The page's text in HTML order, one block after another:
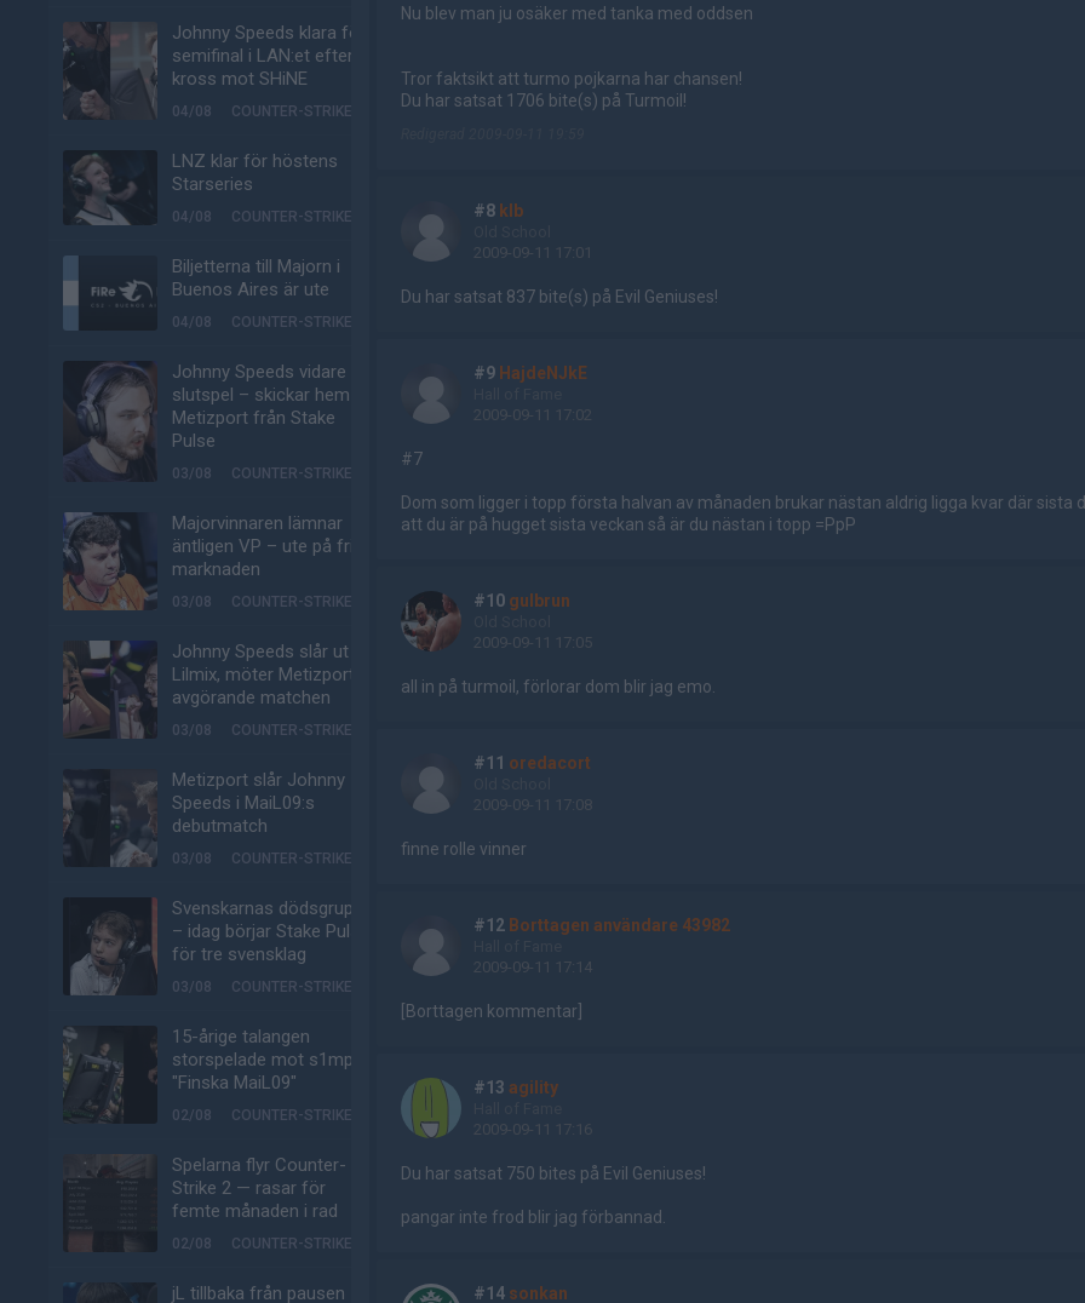
Johnny Speeds klara för
semifinal i LAN:et efter
kross mot SHiNE
04/08 COUNTER-STRIKE
LNZ klar för höstens
Starseries
04/08 COUNTER-STRIKE
Biljetterna till Majorn i
Buenos Aires är ute
04/08 COUNTER-STRIKE
Johnny Speeds vidare till
slutspel – skickar hem
Metizport från Stake
Pulse
03/08 COUNTER-STRIKE
Majorvinnaren lämnar
äntligen VP – ute på fria
marknaden
03/08 COUNTER-STRIKE
Johnny Speeds slår ut
Lilmix, möter Metizport i
avgörande matchen
03/08 COUNTER-STRIKE
Metizport slår Johnny
Speeds i MaiL09:s
debutmatch
03/08 COUNTER-STRIKE
Svenskarnas dödsgrupp
– idag börjar Stake Pulse
för tre svensklag
03/08 COUNTER-STRIKE
15-årige talangen
storspelade mot s1mple:
"Finska MaiL09"
02/08 COUNTER-STRIKE
Spelarna flyr Counter-
Strike 2 — rasar för
femte månaden i rad
02/08 COUNTER-STRIKE
jL tillbaka från pausen –
Nu blev man ju osäker med tanka med oddsen
Tror faktsikt att turmo pojkarna har chansen!
Du har satsat 1706 bite(s) på Turmoil!
#8 klb
2009-09-11 17:01
Du har satsat 837 bite(s) på Evil Geniuses!
#9 HajdeNJkE
2009-09-11 17:02
#7
Dom som ligger i topp första halvan av månaden brukar nästan aldrig ligga kvar där sista
att du är på hugget sista veckan så är du nästan i topp =PpP
#10 gulbrun
2009-09-11 17:05
all in på turmoil, förlorar dom blir jag emo.
#11 oredacort
2009-09-11 17:08
finne rolle vinner
#12 Borttagen användare 43982
2009-09-11 17:14
[Borttagen kommentar]
#13 agility
2009-09-11 17:16
Du har satsat 750 bites på Evil Geniuses!
pangar inte frod blir jag förbannad.
#14 sonkan